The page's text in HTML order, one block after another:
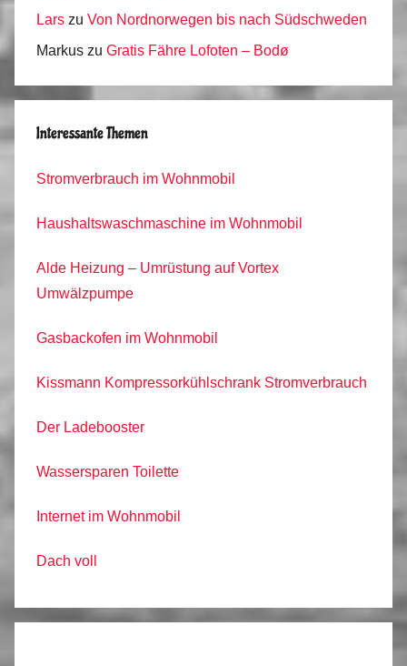
Lars zu Von Nordnorwegen bis nach Südschweden
Markus zu Gratis Fähre Lofoten – Bodø
Interessante Themen
Stromverbrauch im Wohnmobil
Haushaltswaschmaschine im Wohnmobil
Alde Heizung – Umrüstung auf Vortex
Umwälzpumpe
Gasbackofen im Wohnmobil
Kissmann Kompressorkühlschrank Stromverbrauch
Der Ladebooster
Wassersparen Toilette
Internet im Wohnmobil
Dach voll